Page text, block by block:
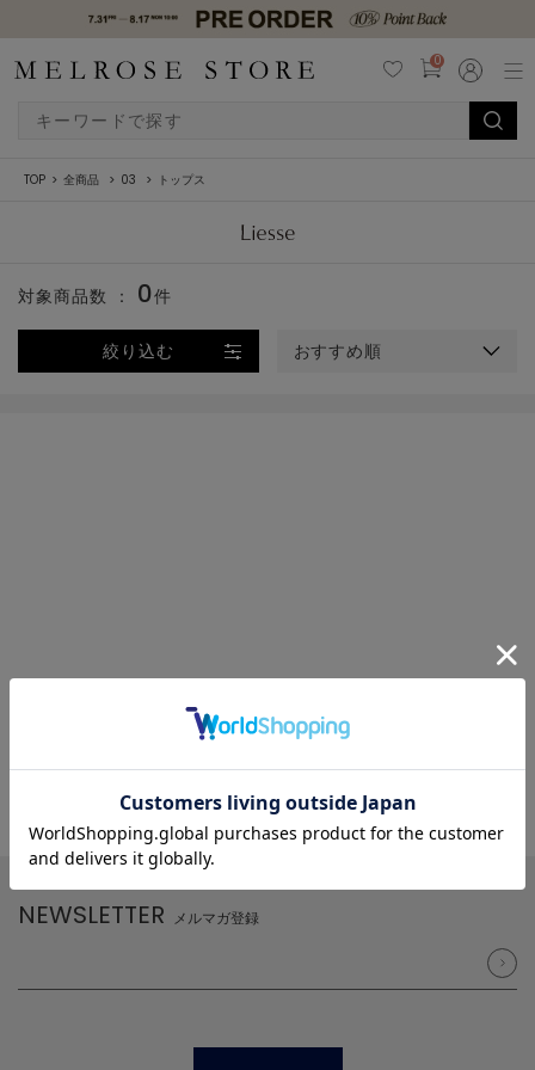
0
TOP 全商品 03 トップス
絞り込む おすすめ順
対象商品数 ： 0件
NEWSLETTER メルマガ登録